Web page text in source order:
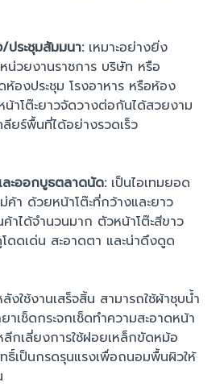
ประชุมสัมมนา:เหมาะอย่างยิ่ง
น่วยงานราชการ บริษัท หรือ
องประชุม โรงอาหาร หรือห้อง
าโต๊ะยาวจัดวางต่อกันได้สวยงาม
ลียร์พื้นที่ได้อย่างรวดเร็ว
ละออกบูธตลาดนัด:เป็นไอเทมยอด
า ด้วยหน้าโต๊ะที่กว้างและยาว
ค้าได้จำนวนมาก ตัวหน้าโต๊ะสีขาว
ดดเด่น สะอาดตา และน่าดึงดูด
งใช้งานเสร็จสิ้น สามารถใช้ผ้าชุบน้ำ
เช็ดกระจกเช็ดทำความสะอาดหน้า
กเลี่ยงการใช้ฝอยเหล็กขัดหม้อ
ธิ์เป็นกรดรุนแรงเพื่อถนอมพื้นผิวให้